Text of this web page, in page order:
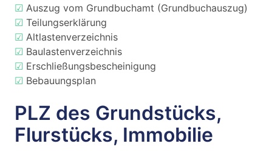
☑ Auszug vom Grundbuchamt (Grundbuchauszug)
☑ Teilungserklärung
☑ Altlastenverzeichnis
☑ Baulastenverzeichnis
☑ Erschließungsbescheinigung
☑ Bebauungsplan
PLZ des Grundstücks,
Flurstücks, Immobilie